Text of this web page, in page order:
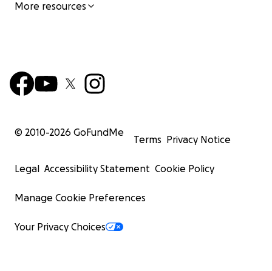
More resources
© 2010-2026 GoFundMe
Terms Privacy Notice
Legal Accessibility Statement Cookie Policy
Manage Cookie Preferences
Your Privacy Choices